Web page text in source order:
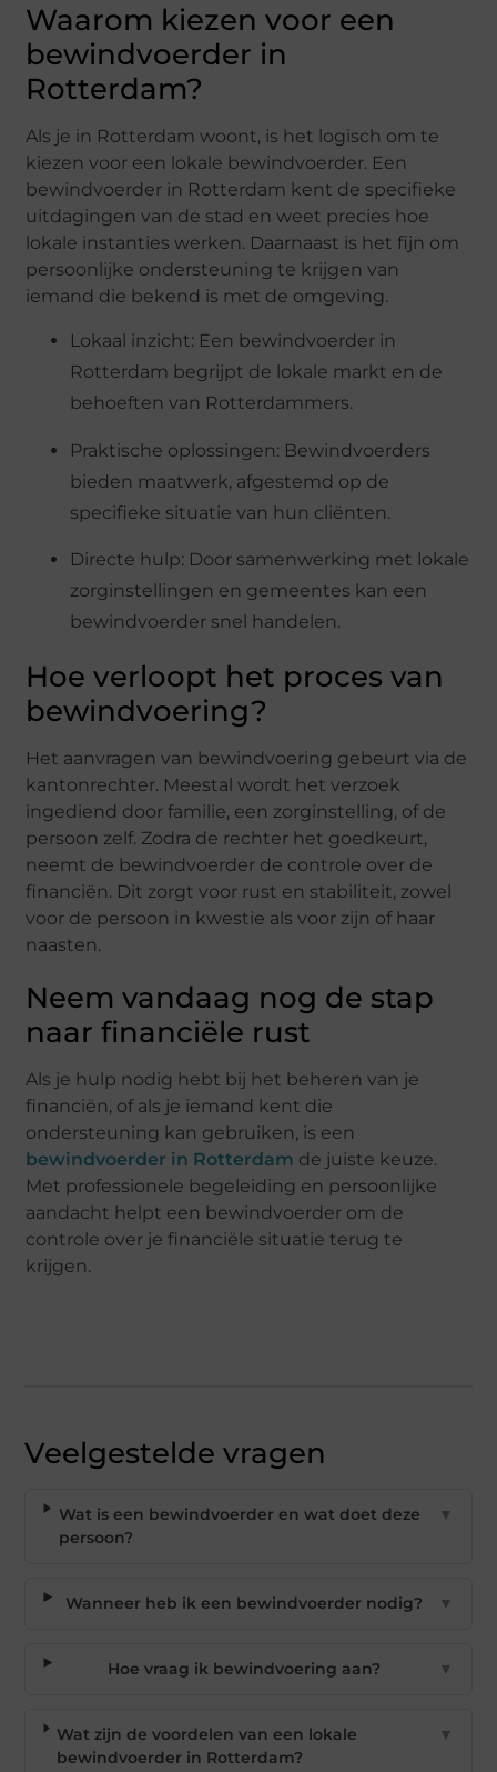
Waarom kiezen voor een
bewindvoerder in
Rotterdam?
Als je in Rotterdam woont, is het logisch om te
kiezen voor een lokale bewindvoerder. Een
bewindvoerder in Rotterdam kent de specifieke
uitdagingen van de stad en weet precies hoe
lokale instanties werken. Daarnaast is het fijn om
persoonlijke ondersteuning te krijgen van
iemand die bekend is met de omgeving.
Lokaal inzicht: Een bewindvoerder in
Rotterdam begrijpt de lokale markt en de
behoeften van Rotterdammers.
Praktische oplossingen: Bewindvoerders
bieden maatwerk, afgestemd op de
specifieke situatie van hun cliënten.
Directe hulp: Door samenwerking met lokale
zorginstellingen en gemeentes kan een
bewindvoerder snel handelen.
Hoe verloopt het proces van
bewindvoering?
Het aanvragen van bewindvoering gebeurt via de
kantonrechter. Meestal wordt het verzoek
ingediend door familie, een zorginstelling, of de
persoon zelf. Zodra de rechter het goedkeurt,
neemt de bewindvoerder de controle over de
financiën. Dit zorgt voor rust en stabiliteit, zowel
voor de persoon in kwestie als voor zijn of haar
naasten.
Neem vandaag nog de stap
naar financiële rust
Als je hulp nodig hebt bij het beheren van je
financiën, of als je iemand kent die
ondersteuning kan gebruiken, is een
bewindvoerder in Rotterdam de juiste keuze.
Met professionele begeleiding en persoonlijke
aandacht helpt een bewindvoerder om de
controle over je financiële situatie terug te
krijgen.
Veelgestelde vragen
Wat is een bewindvoerder en wat doet deze
persoon?
▼
Wanneer heb ik een bewindvoerder nodig? ▼
Hoe vraag ik bewindvoering aan? ▼
Wat zijn de voordelen van een lokale
bewindvoerder in Rotterdam?
▼